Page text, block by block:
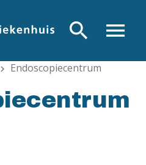
menu
search
chevron_right Endoscopiecentrum